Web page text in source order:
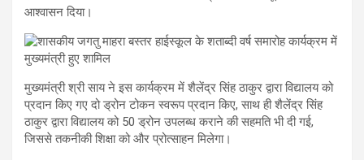
आश्वासन दिया।
मुख्यमंत्री श्री साय ने इस कार्यक्रम में शैलेंद्र सिंह ठाकुर द्वारा विद्यालय को
प्रदान किए गए दो ड्रोन टोकन स्वरूप प्रदान किए, साथ ही शैलेंद्र सिंह
ठाकुर द्वारा विद्यालय को 50 ड्रोन उपलब्ध कराने की सहमति भी दी गई,
जिससे तकनीकी शिक्षा को और प्रोत्साहन मिलेगा।